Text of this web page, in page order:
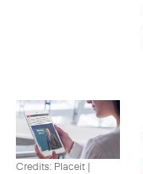
Credits: Placeit |